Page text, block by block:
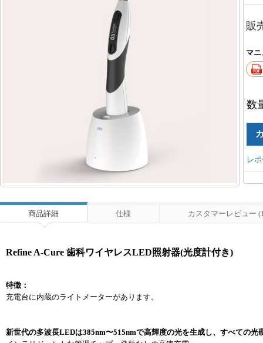
販
マ
数
レ
商品詳細 仕様 カスタマーレビュー
Refine A-Cure 歯科ワイヤレスLED照射器(光度計付き)
特徴：
充電台に内蔵のライトメーターがあります。
新世代の多波長LEDは385nm〜515nmで高輝度の光を生成し、すべての光